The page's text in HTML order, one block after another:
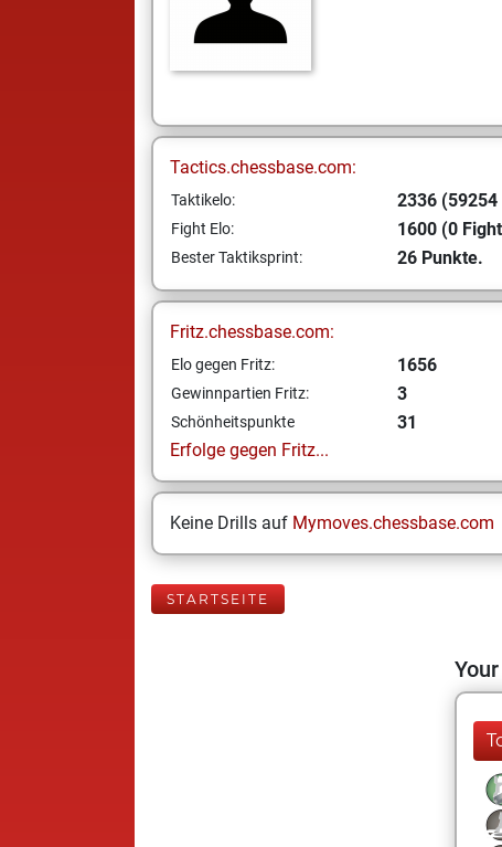
Tactics.chessbase.com:
Taktikelo: 2336
Fight Elo: 1600 (0
Bester Taktiksprint: 26 Punkte.
Fritz.chessbase.com:
Elo gegen Fritz: 1656
Gewinnpartien Fritz: 3
Schönheitspunkte
31
Erfolge gegen Fritz...
Keine Drills auf Mymoves.chessbase.com
STARTSEITE